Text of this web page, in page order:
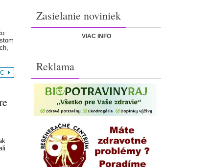
Zasielanie noviniek
VIAC INFO
Reklama